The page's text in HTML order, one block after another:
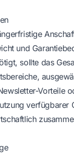
und
sollte das
Vorteile
verfügbarer